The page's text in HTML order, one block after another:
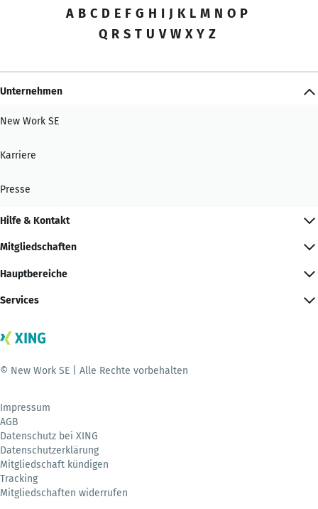
A B C D E F G H I J K L M N O P
Q R S T U V W X Y Z
Unternehmen
New Work SE
Karriere
Presse
Hilfe & Kontakt
Mitgliedschaften
Hauptbereiche
Services
© New Work SE | Alle Rechte vorbehalten
Impressum
AGB
Datenschutz bei XING
Datenschutzerklärung
Mitgliedschaft kündigen
Tracking
Mitgliedschaften widerrufen